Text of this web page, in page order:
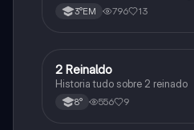
3°EM 796 13
2História
2 Reinaldo
Historia tudo sobre 2 reinado
8° 556 9